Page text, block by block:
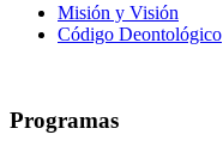
Misión y Visión
Código Deontológico
Programas